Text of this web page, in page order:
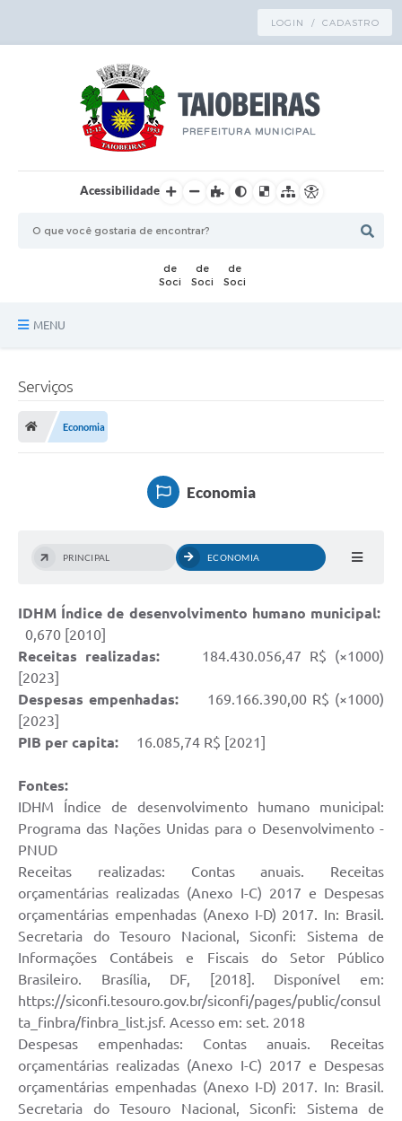
LOGIN / CADASTRO
Acessibilidade
MENU
Publicações
SIC
Notícias
Formulários
Conselho Tutelar.
Carta de Serviços
Obras
Emprega
Agenda
Galeria de Fotos
Galeria de Vídeos
Serviços Online
Enquete
Links
Telefones Úteis
Serviços
Economia
Economia
PRINCIPAL ECONOMIA
IDHM Índice de desenvolvimento humano municipal:
0,670 [2010]
Receitas realizadas: 184.430.056,47 R$ (×1000)
[2023]
Despesas empenhadas: 169.166.390,00 R$ (×1000)
[2023]
PIB per capita: 16.085,74 R$ [2021]
Fontes:
IDHM Índice de desenvolvimento humano municipal:
Programa das Nações Unidas para o Desenvolvimento -
PNUD
Receitas realizadas: Contas anuais. Receitas
orçamentárias realizadas (Anexo I-C) 2017 e Despesas
orçamentárias empenhadas (Anexo I-D) 2017. In: Brasil.
Secretaria do Tesouro Nacional, Siconfi: Sistema de
Informações Contábeis e Fiscais do Setor Público
Brasileiro. Brasília, DF, [2018]. Disponível em:
https://siconfi.tesouro.gov.br/siconfi/pages/public/consul
ta_finbra/finbra_list.jsf. Acesso em: set. 2018
Despesas empenhadas: Contas anuais. Receitas
orçamentárias realizadas (Anexo I-C) 2017 e Despesas
orçamentárias empenhadas (Anexo I-D) 2017. In: Brasil.
Secretaria do Tesouro Nacional, Siconfi: Sistema de